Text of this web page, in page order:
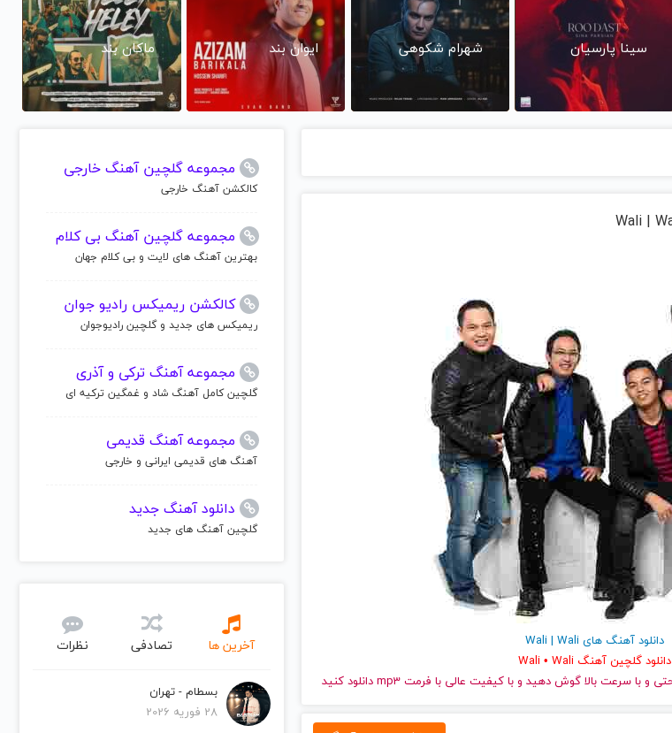
سینا پارسیان شهرام شکوهی ایوان بند ماکان بند
دانلود آهنگ های Wali | Wali
دانلود گلچین آهنگ Wali • Wali
مجموعه گلچین آهنگ خارجی
کالکشن آهنگ خارجی
مجموعه گلچین آهنگ بی کلام
بهترین آهنگ های لایت و بی کلام جهان
کالکشن ریمیکس رادیو جوان
ریمیکس های جدید و گلچین رادیوجوان
مجموعه آهنگ ترکی و آذری
گلچین کامل آهنگ شاد و غمگین ترکیه ای
مجموعه آهنگ قدیمی
آهنگ های قدیمی ایرانی و خارجی
دانلود آهنگ جدید
گلچین آهنگ های جدید
آخرین ها تصادفی نظرات
بسطام - تهران
28 فوریه 2026